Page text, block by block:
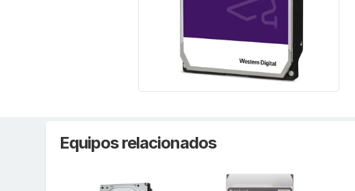
Equipos relacionados